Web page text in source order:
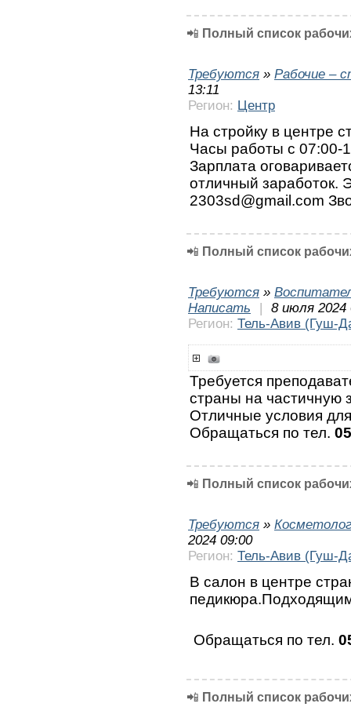
📲 Полный список
Требуются » Рабочие –
13:11
Регион: Центр
На стройку в центре
Часы работы с 07:00-
Зарплата
отличный заработок.
2303sd@gmail.com
📲 Полный список
Требуются »
Написать
|
8 июля 2024
Регион: Тель-Авив (Гуш-
Требуется
страны на частичную
Отличные условия
Обращаться по тел.
📲 Полный список
Требуются »
2024 09:00
Регион: Тель-Авив (Гуш-
В салон в центре
Обращаться по тел.
📲 Полный список